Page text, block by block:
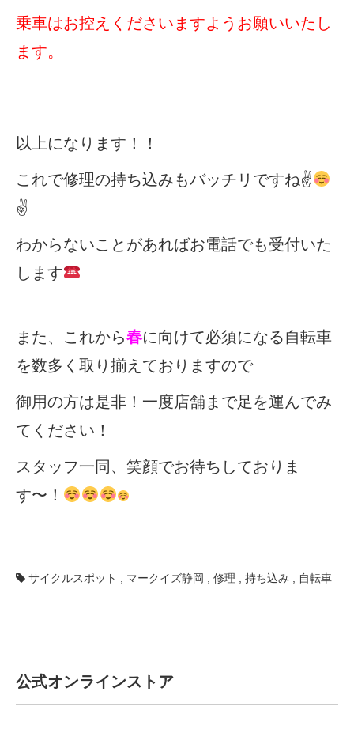
乗車はお控えくださいますようお願いいたし
ます。
以上になります！！
これで修理の持ち込みもバッチリですね✌
✌
わからないことがあればお電話でも受付いた
します
また、これから春に向けて必須になる自転車
を数多く取り揃えておりますので
御用の方は是非！一度店舗まで足を運んでみ
てください！
スタッフ一同、笑顔でお待ちしておりま
す〜！
サイクルスポット マークイズ静岡 修理 持ち込み 自転車
公式オンラインストア